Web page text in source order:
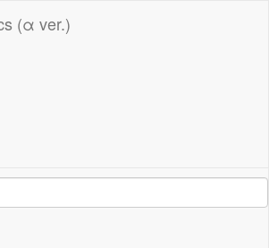
(α ver.)